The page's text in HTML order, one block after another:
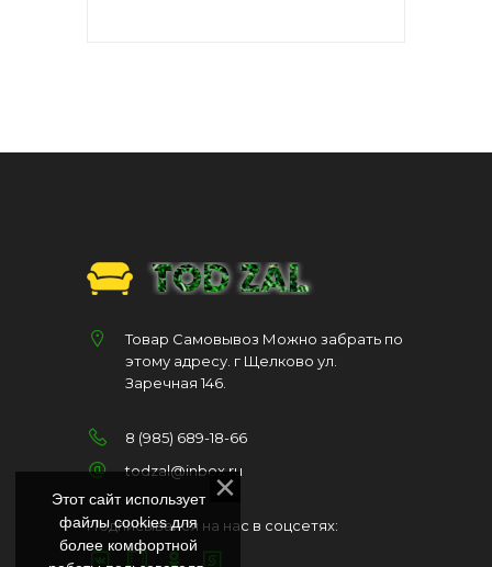
Товар Самовывоз Можно забрать по
этому адресу. г Щелково ул.
Заречная 146.
8 (985) 689-18-66
todzal@inbox.ru
Подписывайся на нас в соцсетях:
Этот сайт использует
файлы cookies для
более комфортной